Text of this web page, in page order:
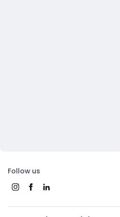
Follow us